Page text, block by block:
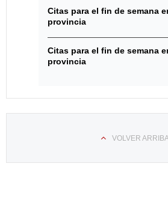
Citas para el fin de semana
provincia
Citas para el fin de semana
provincia
VOLVER